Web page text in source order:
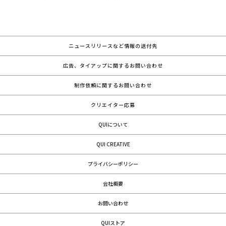
ニュースリリースなど情報の送付先
広告、タイアップに関するお問い合わせ
制作依頼に関するお問い合わせ
クリエイター応募
QUIについて
QUI CREATIVE
プライバシーポリシー
会社概要
お問い合わせ
QUIストア